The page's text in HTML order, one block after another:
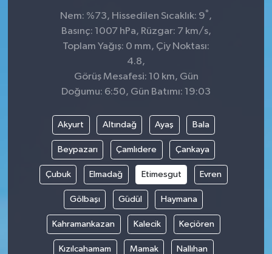
Nem: %73, Hissedilen Sıcaklık: 9° ,
Basınç: 1007 hPa, Rüzgar: 7 km/s,
Toplam Yağış: 0 mm, Çiy Noktası:
4.8,
Görüş Mesafesi: 10 km, Gün
Doğumu: 6:50, Gün Batımı: 19:03
Akyurt Altındağ Ayaş Bala
Beypazarı Çamlıdere Çankaya
Çubuk Elmadağ Etimesgut Evren
Gölbaşı Güdül Haymana
Kahramankazan Kalecik Keçiören
Kızılcahamam Mamak Nallıhan